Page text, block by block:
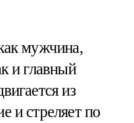
мужчина,
и главный
из
и стреляет по